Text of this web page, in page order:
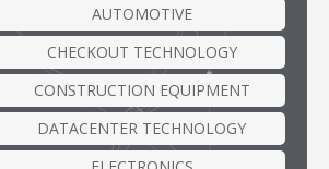
AUTOMOTIVE
CHECKOUT TECHNOLOGY
CONSTRUCTION EQUIPMENT
DATACENTER TECHNOLOGY